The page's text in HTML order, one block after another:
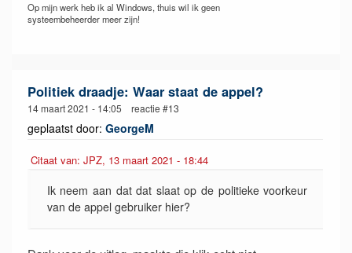
Op mijn werk heb ik al Windows, thuis wil ik geen
systeembeheerder meer zijn!
Politiek draadje: Waar staat de appel?
14 maart 2021 - 14:05 reactie #13
geplaatst door: GeorgeM
Citaat van: JPZ, 13 maart 2021 - 18:44
Ik neem aan dat dat slaat op de politieke voorkeur
van de appel gebruiker hier?